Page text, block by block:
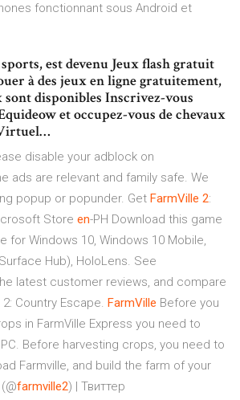
fonctionnant sous Android et
sports, est devenu Jeux flash gratuit
à des jeux en ligne gratuitement,
disponibles Inscrivez-vous
et occupez-vous de chevaux
disable your adblock on
ads are relevant and family safe. We
popup or popunder. Get FarmVille 2:
Store en-PH Download this game
for Windows 10, Windows 10 Mobile,
Hub), HoloLens. See
latest customer reviews, and compare
Country Escape. FarmVille Before you
in FarmVille Express you need to
Before harvesting crops, you need to
Farmville, and build the farm of your
(@farmville2) | Твиттер